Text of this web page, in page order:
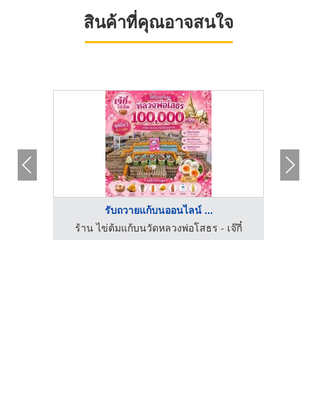
สินค้าที่คุณอาจสนใจ
รับถวายแก้บนออนไลน์ ...
ร้าน ไข่ต้มแก้บนวัดหลวงพ่อโสธร - เจ๊กี๋